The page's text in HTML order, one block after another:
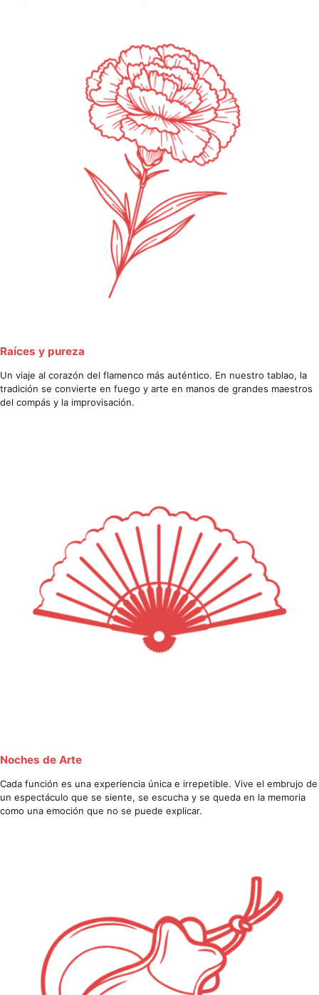
Raíces y pureza
Un viaje al corazón del flamenco más auténtico. En nuestro tablao, la
tradición se convierte en fuego y arte en manos de grandes maestros
del compás y la improvisación.
Noches de Arte
Cada función es una experiencia única e irrepetible. Vive el embrujo de
un espectáculo que se siente, se escucha y se queda en la memoria
como una emoción que no se puede explicar.